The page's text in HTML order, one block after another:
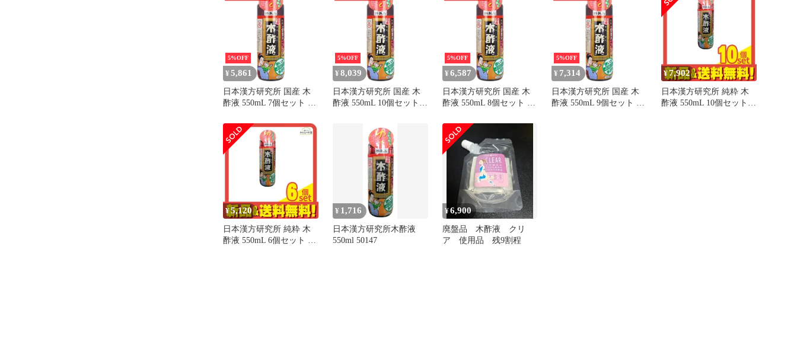
5%OFF
¥ 5,861
日本漢方研究所 国産 木
酢液 550mL 7個セット ま
5%OFF
¥ 8,039
日本漢方研究所 国産 木
酢液 550mL 10個セット
5%OFF
¥ 6,587
日本漢方研究所 国産 木
酢液 550mL 8個セット ま
5%OFF
¥ 7,314
日本漢方研究所 国産 木
酢液 550mL 9個セット ま
¥7,902
日本漢方研究所 純粋 木
酢液 550mL 10個セット
¥5,120
日本漢方研究所 純粋 木
酢液 550mL 6個セット ま
¥ 1,716
日本漢方研究所木酢液
550ml 50147
¥6,900
廃盤品 木酢液 クリ
ア 使用品 残9割程